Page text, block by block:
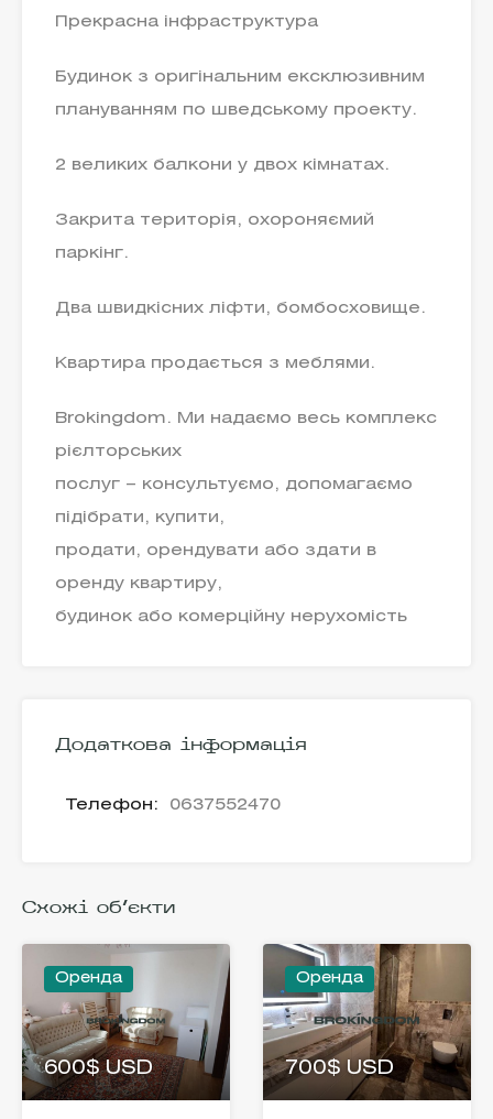
Прекрасна інфраструктура
Будинок з оригінальним ексклюзивним
плануванням по шведському проекту.
2 великих балкони у двох кімнатах.
Закрита територія, охороняємий
паркінг.
Два швидкісних ліфти, бомбосховище.
Квартира продається з меблями.
Brokingdom. Ми надаємо весь комплекс
рієлторських
послуг – консультуємо, допомагаємо
підібрати, купити,
продати, орендувати або здати в
оренду квартиру,
будинок або комерційну нерухомість
Додаткова інформація
Телефон: 0637552470
Схожі об'єкти
Оренда
600$ USD
Оренда
700$ USD